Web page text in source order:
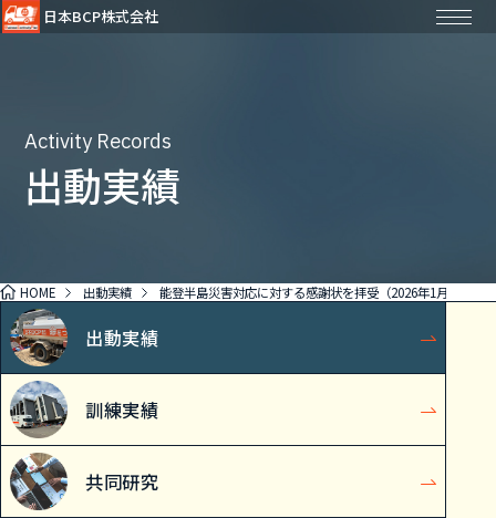
日本BCP株式会社
Activity Records
出動実績
HOME 出動実績 能登半島災害対応に対する感謝状を拝受（2026年1月19日）
出動実績
訓練実績
共同研究